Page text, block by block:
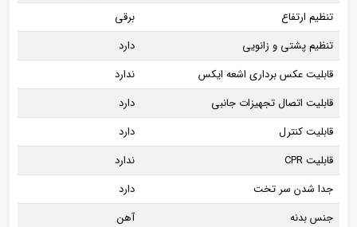
تنظیم ارتفاع
برقی
تنظیم پشتی و زانویی
دارد
قابلیت عکس برداری اشعه ایکس
ندارد
قابلیت اتصال تجهیزات جانبی
دارد
قابلیت کنترل
دارد
قابلیت CPR
ندارد
جدا شدن سر تخت
دارد
جنس بدنه
آهن